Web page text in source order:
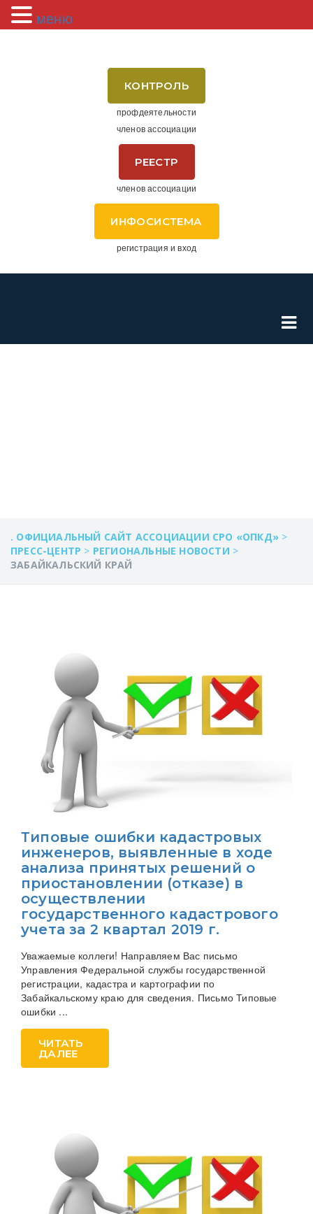
КОНТРОЛЬ
профдеятельности
членов ассоциации
РЕЕСТР
членов ассоциации
ИНФОСИСТЕМА
регистрация и вход
. ОФИЦИАЛЬНЫЙ САЙТ АССОЦИАЦИИ СРО «ОПКД» >
ПРЕСС-ЦЕНТР > РЕГИОНАЛЬНЫЕ НОВОСТИ >
ЗАБАЙКАЛЬСКИЙ КРАЙ
Типовые ошибки кадастровых
инженеров, выявленные в ходе
анализа принятых решений о
приостановлении (отказе) в
осуществлении
государственного кадастрового
учета за 2 квартал 2019 г.
Уважаемые коллеги! Направляем Вас письмо
Управления Федеральной службы государственной
регистрации, кадастра и картографии по
Забайкальскому краю для сведения. Письмо Типовые
ошибки ...
ЧИТАТЬ
ДАЛЕЕ
меню